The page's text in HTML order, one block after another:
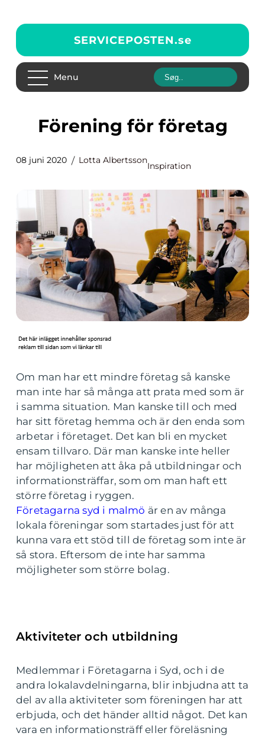
SERVICEPOSTEN.se
Menu
Förening för företag
08 juni 2020 Lotta Albertsson
Inspiration
Om man har ett mindre företag så kanske
man inte har så många att prata med som är
i samma situation. Man kanske till och med
har sitt företag hemma och är den enda som
arbetar i företaget. Det kan bli en mycket
ensam tillvaro. Där man kanske inte heller
har möjligheten att åka på utbildningar och
informationsträffar, som om man haft ett
större företag i ryggen.
Företagarna syd i malmö är en av många
lokala föreningar som startades just för att
kunna vara ett stöd till de företag som inte är
så stora. Eftersom de inte har samma
möjligheter som större bolag.
Aktiviteter och utbildning
Medlemmar i Företagarna i Syd, och i de
andra lokalavdelningarna, blir inbjudna att ta
del av alla aktiviteter som föreningen har att
erbjuda, och det händer alltid något. Det kan
vara en informationsträff eller föreläsning